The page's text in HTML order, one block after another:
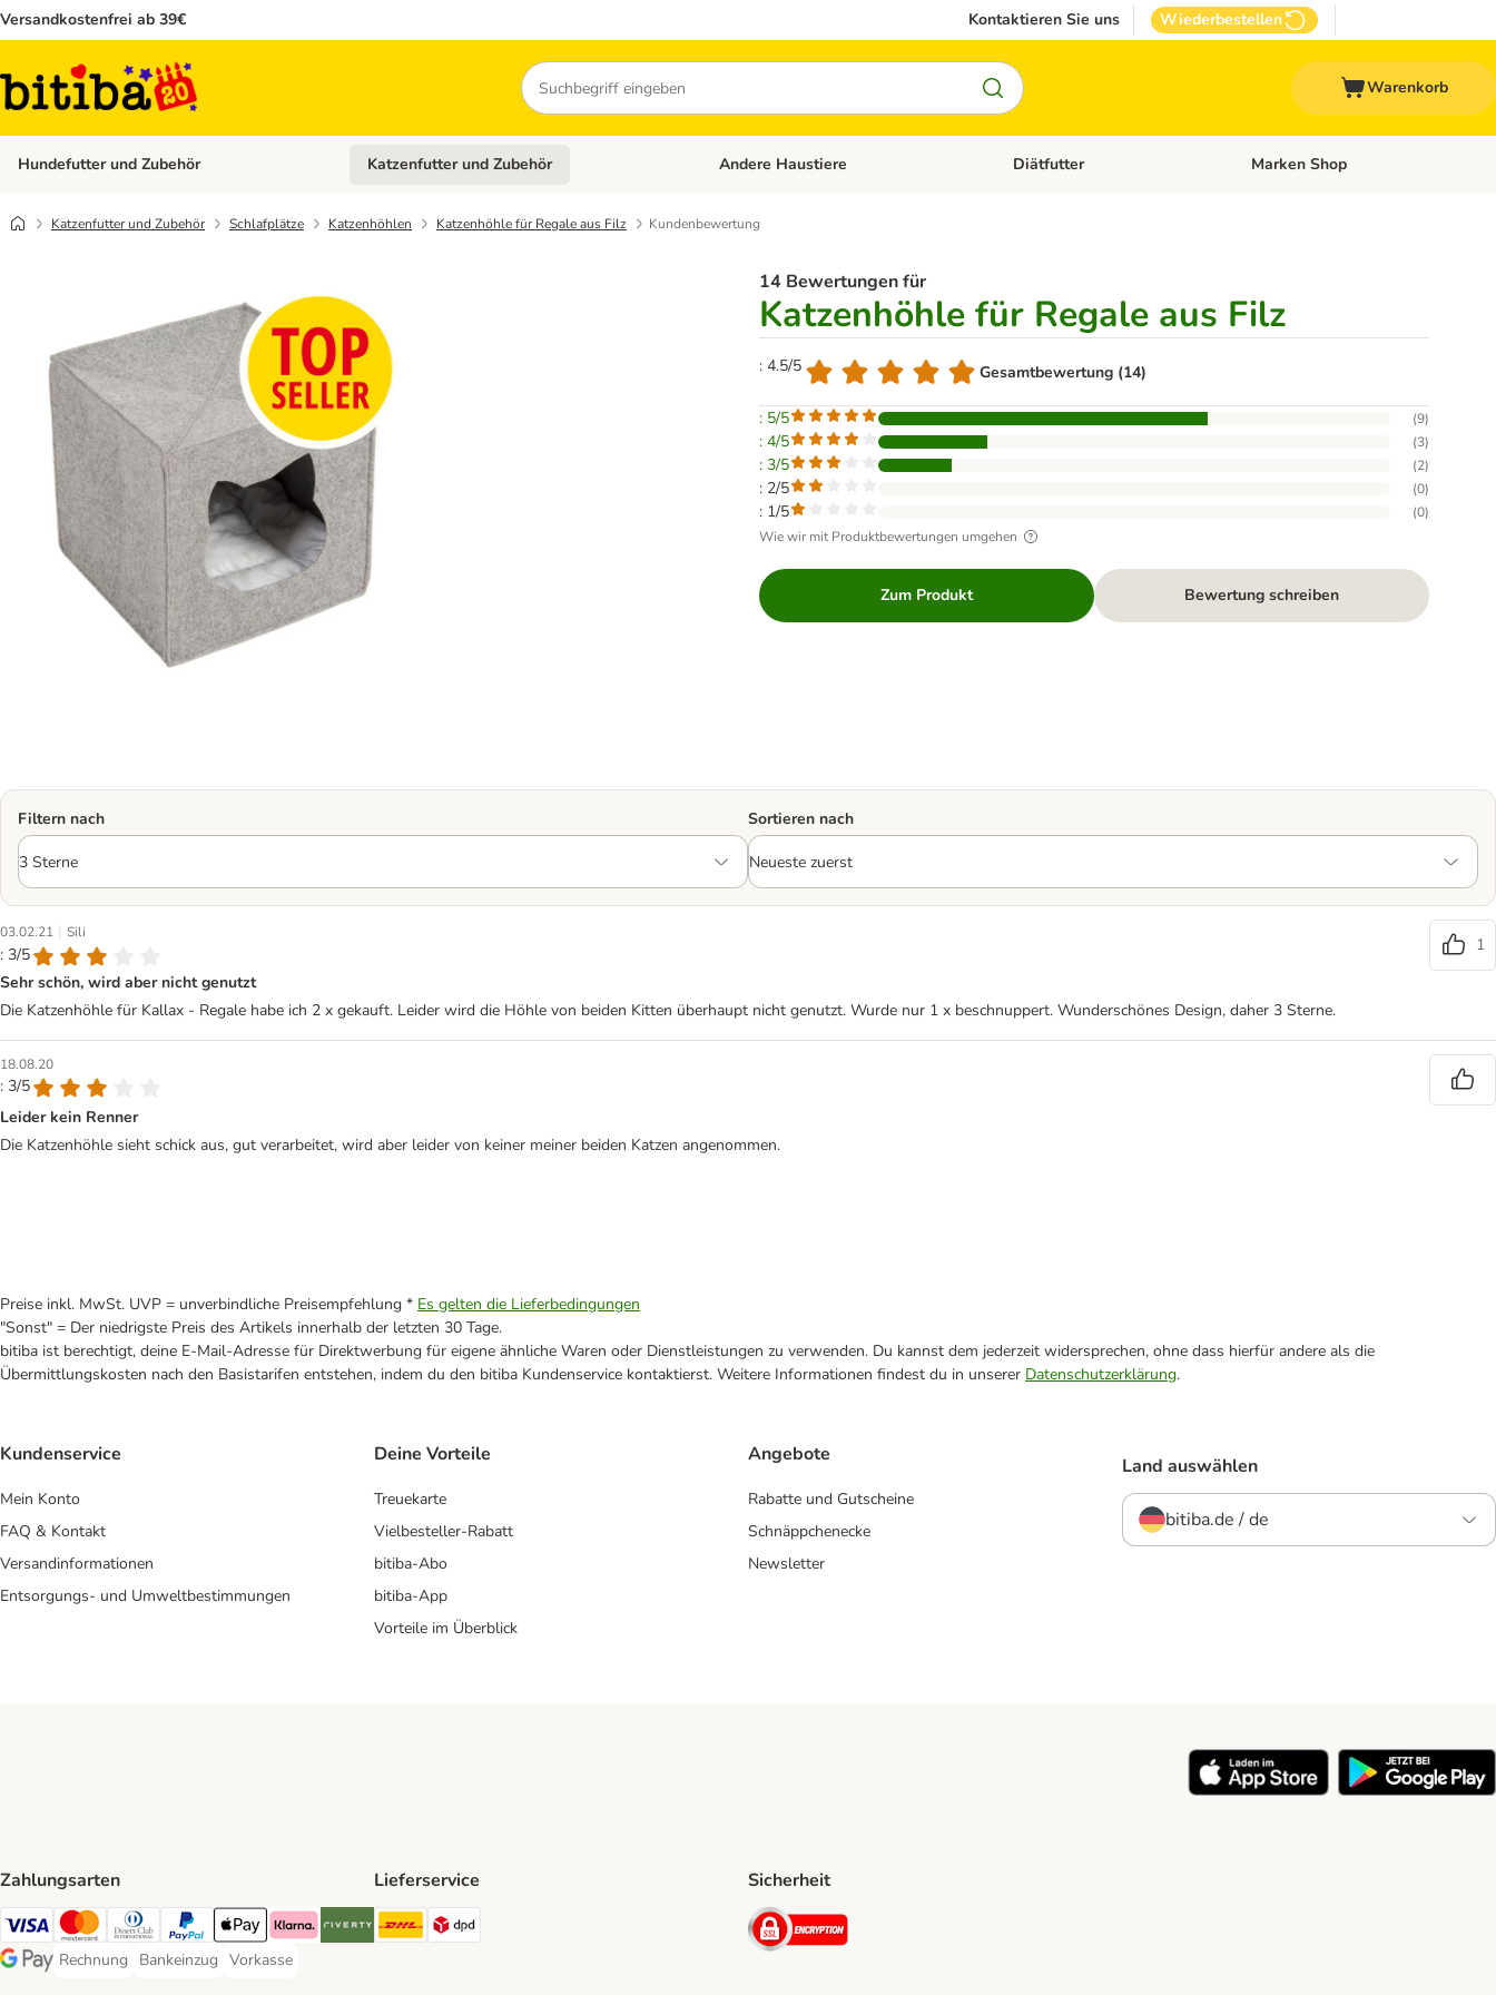
Versandkostenfrei ab 39€ Kontaktieren Sie uns Wiederbestellen
Suchen
Warenkorb
Hundefutter und Zubehör Kategorie-Menü öffnen: Hundefutter und Zubehör
Katzenfutter und Zubehör Kategorie-Menü öffnen: Katzenfutter und Zubehör
Andere Haustiere Kategorie-Menü öffnen: Andere Haustiere
Diätfutter Kategorie-Menü öffnen: Diätfutter
Marken Shop
Katzenfutter und Zubehör Schlafplätze Katzenhöhlen Katzenhöhle für Regale aus Filz Kundenbewertung
14 Bewertungen für
Katzenhöhle für Regale aus Filz
: 4.5/5 Gesamtbewertung (14)
: 5/5 (9)
: 4/5 (3)
: 3/5 (2)
: 2/5 (0)
: 1/5 (0)
Wie wir mit Produktbewertungen umgehen
Zum Produkt Bewertung schreiben
Filtern nach Sortieren nach
03.02.21 | Sili
: 3/5
1
Sehr schön, wird aber nicht genutzt
Die Katzenhöhle für Kallax - Regale habe ich 2 x gekauft. Leider wird die Höhle von beiden Kitten überhaupt nicht genutzt. Wurde nur 1 x beschnuppert. Wunderschönes Design, daher 3 Sterne.
18.08.20
: 3/5
Leider kein Renner
Die Katzenhöhle sieht schick aus, gut verarbeitet, wird aber leider von keiner meiner beiden Katzen angenommen.
Preise inkl. MwSt. UVP = unverbindliche Preisempfehlung * Es gelten die Lieferbedingungen
"Sonst" = Der niedrigste Preis des Artikels innerhalb der letzten 30 Tage.
bitiba ist berechtigt, deine E-Mail-Adresse für Direktwerbung für eigene ähnliche Waren oder Dienstleistungen zu verwenden. Du kannst dem jederzeit widersprechen, ohne dass hierfür andere als die
Übermittlungskosten nach den Basistarifen entstehen, indem du den bitiba Kundenservice kontaktierst. Weitere Informationen findest du in unserer Datenschutzerklärung.
Kundenservice
Mein Konto
FAQ & Kontakt
Versandinformationen
Entsorgungs- und Umweltbestimmungen
Deine Vorteile
Treuekarte
Vielbesteller-Rabatt
bitiba-Abo
bitiba-App
Vorteile im Überblick
Angebote
Rabatte und Gutscheine
Schnäppchenecke
Newsletter
Land auswählen
bitiba.de / de
Zahlungsarten
Visa Payment Method
Mastercard Payment Method
Diners Club Payment Method
PayPal Payment Method
Apple Pay Payment Method
Klarna Payment Method
Riverty Payment Method
Google Pay Payment Method
Rechnung
Rechnung Payment Method
Bankeinzug
Bankeinzug Payment Method
Vorkasse
Vorkasse Payment Method
Lieferservice
DHL Shipping Method
Sicherheit
Security